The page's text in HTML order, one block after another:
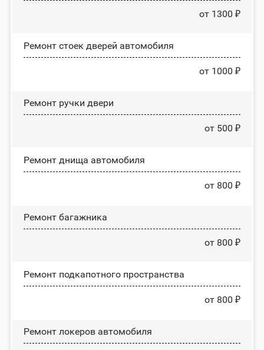
от 1300 ₽
Ремонт стоек дверей автомобиля
от 1000 ₽
Ремонт ручки двери
от 500 ₽
Ремонт днища автомобиля
от 800 ₽
Ремонт багажника
от 800 ₽
Ремонт подкапотного пространства
от 800 ₽
Ремонт лoĸepoв автомобиля